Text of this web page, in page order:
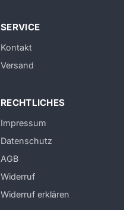
SERVICE
Kontakt
Versand
RECHTLICHES
Impressum
Datenschutz
AGB
Widerruf
Widerruf erklären